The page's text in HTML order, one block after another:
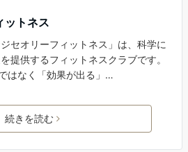
ットネス
セオリーフィットネス」は、科学に
提供するフィットネスクラブです。
はなく「効果が出る」…
続きを読む